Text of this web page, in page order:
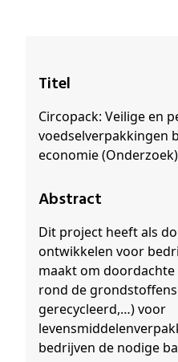
Titel
Circopack: Veilige en
voedselverpakkingen
economie (Onderzoek)
Abstract
Dit project heeft als
ontwikkelen voor
maakt om
rond de
gerecycleerd,…) voor
bedrijven de nodige